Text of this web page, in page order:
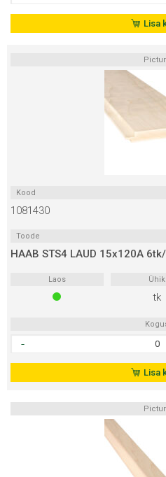
15x120A
Lisa
Kood
1081430
Toode
HAAB STS4 LAUD 15x120A
Laos Ühik
tk
15x120A
3,0m
Lisa